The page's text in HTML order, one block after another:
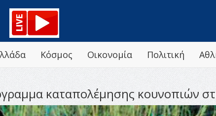
Κόσμος Οικονομία Πολιτική
καταπολέμησης κουνοπιών